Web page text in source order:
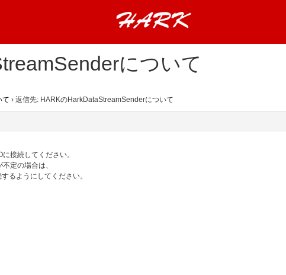
について
て › 返信先: HARKのHarkDataStreamSenderについて
接続してください。
定の場合は、
るようにしてください。